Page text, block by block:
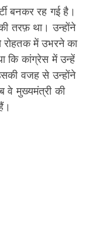
बनकर रह गई है।
तरफ़ था। उन्होंने
रोहतक में उभरने का
कि कांग्रेस में उन्हें
वजह से उन्होंने
वे मुख्यमंत्री की